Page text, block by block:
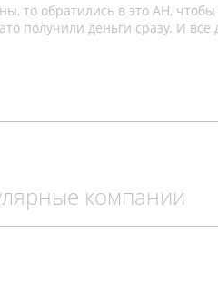
то обратились в это АН, чтобы
получили деньги сразу. И
компании